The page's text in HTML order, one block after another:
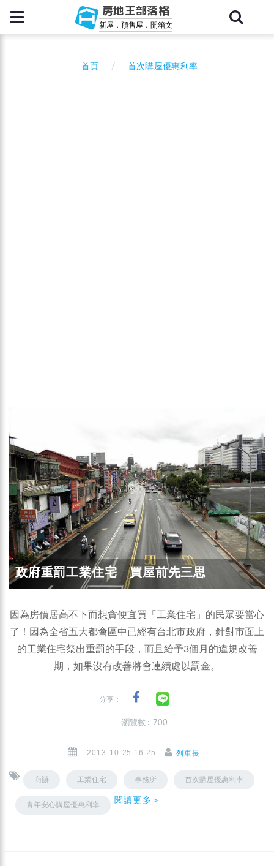
房地王部落格
新屋．預售屋．開箱文
首頁 首次購屋優惠利率
政府重罰工業住宅 買屋前先三思
因為房價居高不下而想貪便宜買「工業住宅」的民眾要當心
了！因為全省五大都會區中已經有台北市政府，針對市面上
的工業住宅祭出重罰的手段，而且給予3個月的違規改善
期，如果沒有改善將會連續處以罰金。
分享：
瀏覽數 : 700
2013-10-25 16:25 列車長
商辦 工業住宅 事務所 首次購屋優惠利率
青年安心購屋優惠利率 閱讀更多＞